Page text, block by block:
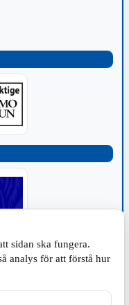
sidan ska fungera.
analys för att förstå hur